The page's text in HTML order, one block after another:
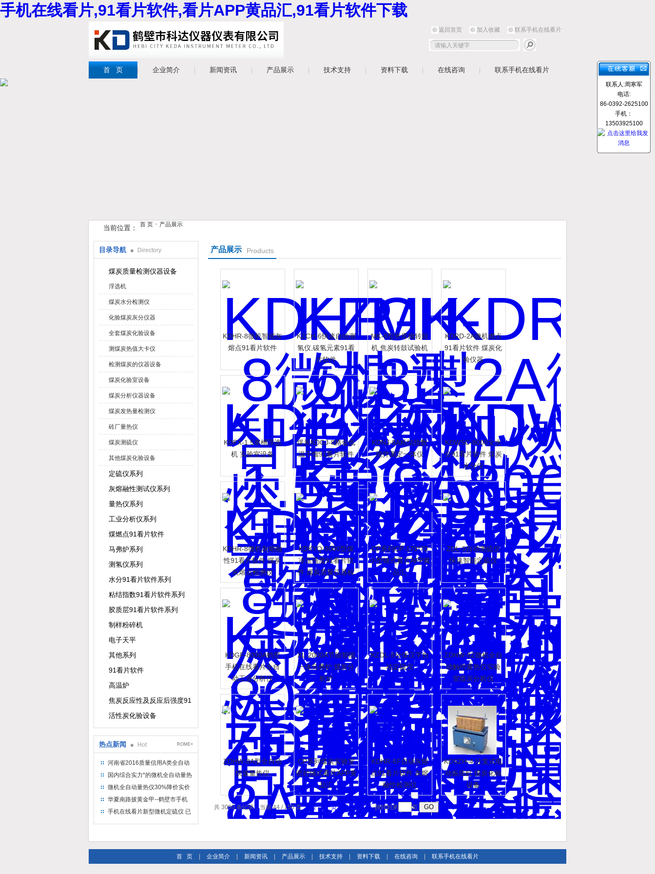
手机在线看片,91看片软件,看片APP黄品汇,91看片软件下载
返回首页 加入收藏 联系手机在线看片
首 页 企业简介 新闻资讯 产品展示 技术支持 资料下载 在线咨询 联系手机在线看片
当前位置： 首 页 > 产品展示
目录导航 Directory
煤炭质量检测仪器设备
浮选机
煤炭水分检测仪
化验煤炭灰分仪器
全套煤炭化验设备
测煤炭热值大卡仪
检测煤炭的仪器设备
煤炭化验室设备
煤炭分析仪器设备
煤炭发热量检测仪
砖厂量热仪
煤炭测硫仪
其他煤炭化验设备
定硫仪系列
灰熔融性测试仪系列
量热仪系列
工业分析仪系列
煤燃点91看片软件
马弗炉系列
测氢仪系列
水分91看片软件系列
粘结指数91看片软件系列
胶质层91看片软件系列
制样粉碎机
电子天平
其他系列
91看片软件
高温炉
焦炭反应性及反应后强度91看片软件
活性炭化验设备
热点新闻 Hot ROME+
河南省2016质量信用A类全自动
量热仪
国内综合实力*的微机全自动量热
仪制造企业
微机全自动量热仪30%降价实价
出售
华夏南路披黄金甲--鹤壁市手机
在线看片仪器仪表有限公司
手机在线看片新型微机定硫仪 已
产品展示 Products
KDHR-8微机智能灰
熔点91看片软件
KZCH-6快速自动测
氢仪,碳氢元素91看
片软件
MK-8型米库姆转鼓
机 焦炭转鼓试验机
KDRD-2A微机燃点
91看片软件 煤炭化
验仪器
KDFX-1.5单槽浮选
机 实验室设备
煤炭KDGJ-8格金低
温干馏91看片软件
KDNJ-8A粘结指数
搅拌测定一体仪
KDWSC-8000全水
分91看片软件 煤炭
水分仪
KDHR-8微机灰熔融
性91看片软件 煤炭
灰熔点检测仪
KDKYQ-8000型煤
冷压强度91看片软
件 煤炭质量仪器检
测设备
CP系列CP-170*70
小型锤式看片APP黄
品汇
ZDL-9自动测硫仪
快速智能定硫仪
KDGF-8000A鹤壁
手机在线看片全自
动工业分析仪
XL-2000A节能智能
一体马弗炉,煤炭分
析炉
KZDL-8分体汉字自
动定硫仪
ZDHW-8Z微机全自
动触控量热仪实验
室煤炭分析仪
ZDHW-8A型全自动
快速量热仪
CP系列煤炭实验室
密封锤式看片APP黄
品汇
KDHR-6F自动灰熔
点91看片软件 灰熔
融性检测仪
KDSZH-4 往复式电
动振筛机 煤炭化验
设备
共 3000 条记录，当前 44 / 150 页首页 上一页 下一页 末页跳转到第 页
首 页 企业简介 新闻资讯 产品展示 技术支持 资料下载 在线咨询 联系手机在线看片
联系人:周寒军
电话:
86-0392-2625100
手机：
13503925100